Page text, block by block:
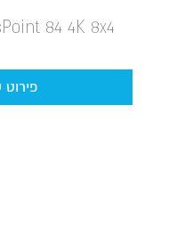
84 4K 8x4...